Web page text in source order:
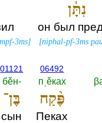
נִתָּ֔ן
он был
[niphal-pf-3ms
3ms]
06492
пˌěках
פֶּ֨קַח
Пеках
01121
бěн-‎
בֶּן־
сын